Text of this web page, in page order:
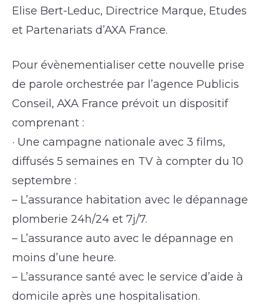
Elise Bert-Leduc, Directrice Marque, Etudes
et Partenariats d’AXA France.
Pour évènementialiser cette nouvelle prise
de parole orchestrée par l’agence Publicis
Conseil, AXA France prévoit un dispositif
comprenant :
· Une campagne nationale avec 3 films,
diffusés 5 semaines en TV à compter du 10
septembre :
– L’assurance habitation avec le dépannage
plomberie 24h/24 et 7j/7.
– L’assurance auto avec le dépannage en
moins d’une heure.
– L’assurance santé avec le service d’aide à
domicile après une hospitalisation.